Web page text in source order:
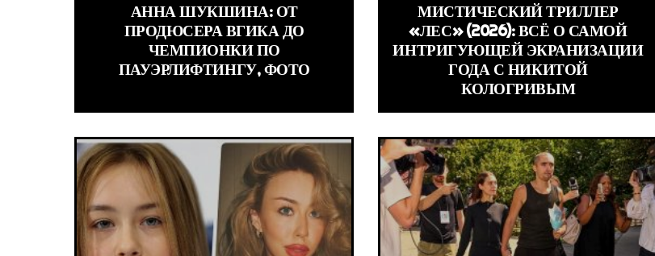
АННА ШУКШИНА: ОТ
ПРОДЮСЕРА ВГИКА ДО
ЧЕМПИОНКИ ПО
ПАУЭРЛИФТИНГУ, ФОТО
МИСТИЧЕСКИЙ ТРИЛЛЕР
«ЛЕС» (2026): ВСЁ О САМОЙ
ИНТРИГУЮЩЕЙ ЭКРАНИЗАЦИИ
ГОДА С НИКИТОЙ
КОЛОГРИВЫМ